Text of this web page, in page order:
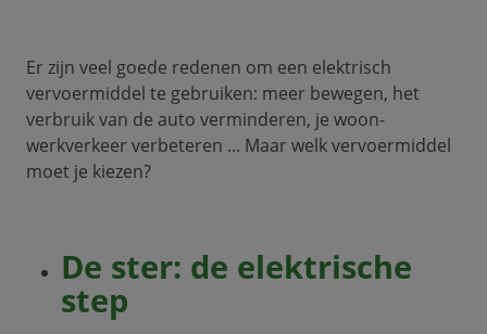
Er zijn veel goede redenen om een elektrisch
vervoermiddel te gebruiken: meer bewegen, het
verbruik van de auto verminderen, je woon-
werkverkeer verbeteren ... Maar welk vervoermiddel
moet je kiezen?
De ster: de elektrische
step